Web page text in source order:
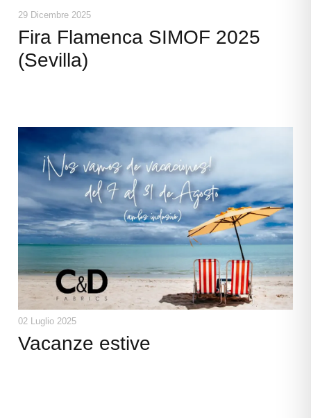
29 Dicembre 2025
Fira Flamenca SIMOF 2025
(Sevilla)
02 Luglio 2025
Vacanze estive